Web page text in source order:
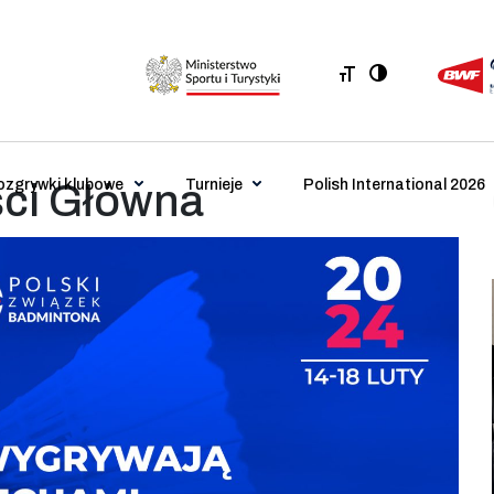
klubowe Turnieje Polish International 2026
Główna